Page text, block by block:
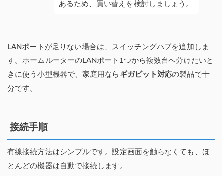
あるため、買い替えを検討しましょう。
LANポートが足りない場合は、スイッチングハブを追加しま
す。ホームルーターのLANポート1つから複数台へ分けたいと
きに使う小型機器で、家庭用なら ギガビット対応の製品で十
分です。
接続手順
有線接続方法はシンプルです。設定画面を触らなくても、ほ
とんどの機器は自動で接続します。